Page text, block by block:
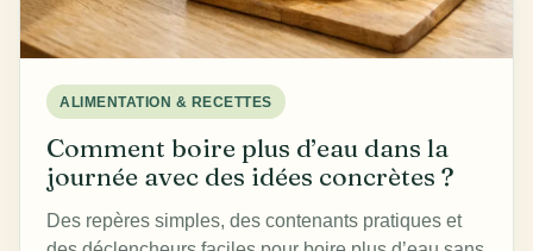
ALIMENTATION & RECETTES
Comment boire plus d’eau dans la
journée avec des idées concrètes ?
Des repères simples, des contenants pratiques et